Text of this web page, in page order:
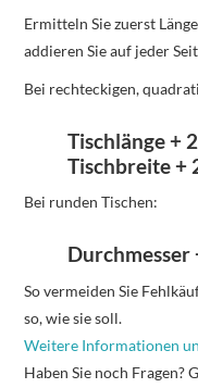
Ermitteln Sie zuerst
addieren Sie auf jeder
Bei rechteckigen,
Tischlänge +
Tischbreite +
Bei runden Tischen:
Durchmesser
So vermeiden Sie
so, wie sie soll.
Weitere Informationen
Haben Sie noch Fragen?